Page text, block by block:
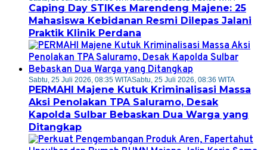
Caping Day STIKes Marendeng Majene: 25
Mahasiswa Kebidanan Resmi Dilepas Jalani
Praktik Klinik Perdana
Sabtu, 25 Juli 2026, 08:35 WITASabtu, 25 Juli 2026, 08:36 WITA
PERMAHI Majene Kutuk Kriminalisasi Massa
Aksi Penolakan TPA Saluramo, Desak
Kapolda Sulbar Bebaskan Dua Warga yang
Ditangkap